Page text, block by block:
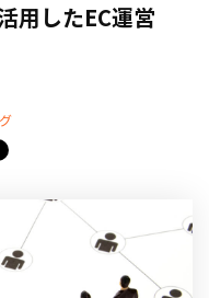
用したEC運営